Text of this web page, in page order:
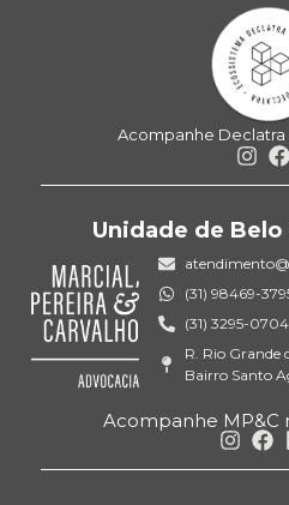
Acompanhe Declatra
Unidade de
(31) 98469-
(31) 3295-0704
R. Rio Grande
Bairro Santo
Acompanhe MP&C